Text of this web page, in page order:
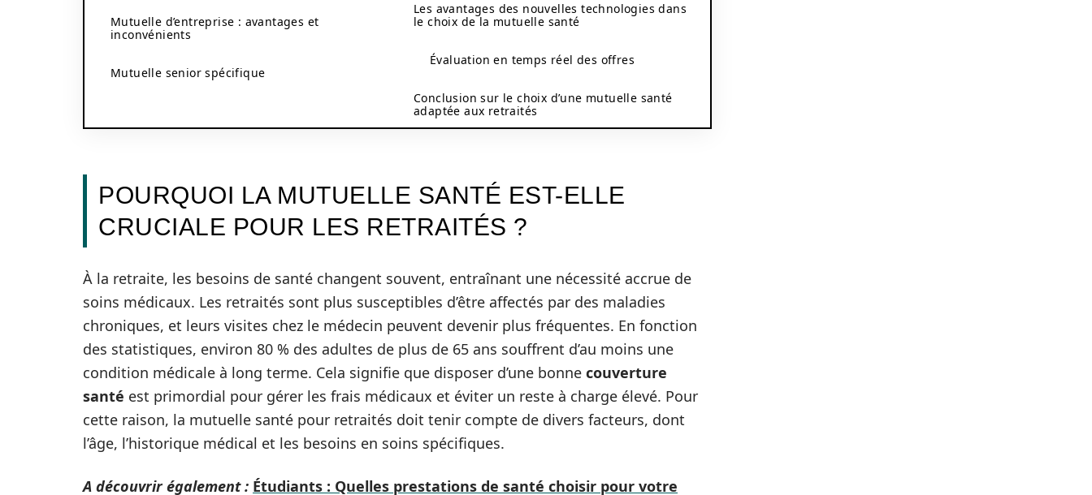
Mutuelle d’entreprise : avantages et
inconvénients
Mutuelle senior spécifique
Les avantages des nouvelles technologies dans
le choix de la mutuelle santé
Évaluation en temps réel des offres
Conclusion sur le choix d’une mutuelle santé
adaptée aux retraités
POURQUOI LA MUTUELLE SANTÉ EST-ELLE
CRUCIALE POUR LES RETRAITÉS ?
À la retraite, les besoins de santé changent souvent, entraînant une nécessité accrue de
soins médicaux. Les retraités sont plus susceptibles d’être affectés par des maladies
chroniques, et leurs visites chez le médecin peuvent devenir plus fréquentes. En fonction
des statistiques, environ 80 % des adultes de plus de 65 ans souffrent d’au moins une
condition médicale à long terme. Cela signifie que disposer d’une bonne couverture
santé est primordial pour gérer les frais médicaux et éviter un reste à charge élevé. Pour
cette raison, la mutuelle santé pour retraités doit tenir compte de divers facteurs, dont
l’âge, l’historique médical et les besoins en soins spécifiques.
A découvrir également : Étudiants : Quelles prestations de santé choisir pour votre